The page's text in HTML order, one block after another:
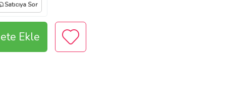
Satıcıya Sor
Ekle